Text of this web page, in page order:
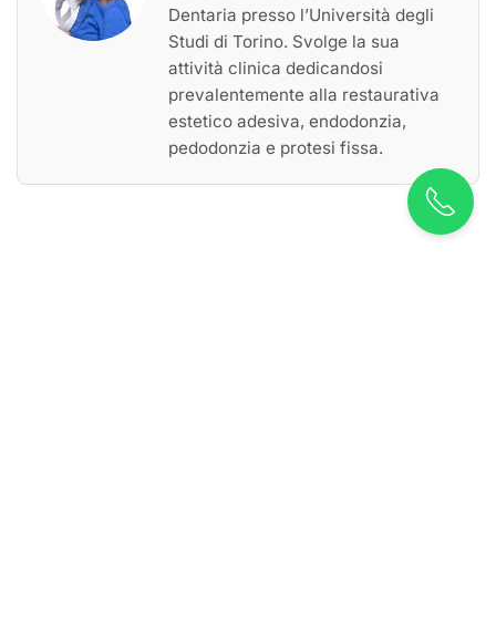
Dentaria presso l’Università degli
Studi di Torino. Svolge la sua
attività clinica dedicandosi
prevalentemente alla restaurativa
estetico adesiva, endodonzia,
pedodonzia e protesi fissa.